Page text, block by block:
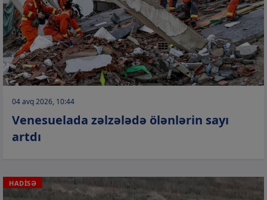
04 avq 2026, 10:44
Venesuelada zəlzələdə ölənlərin sayı
artdı
HADİSƏ